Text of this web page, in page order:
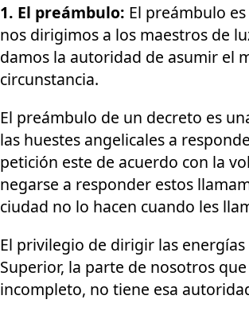
1. El preámbulo: El preámbulo
nos dirigimos a los maestros de
damos la autoridad de asumir el
circunstancia.
El preámbulo de un decreto es
las huestes angelicales a
petición este de acuerdo con la
negarse a responder estos
ciudad no lo hacen cuando les
El privilegio de dirigir las
Superior, la parte de nosotros
incompleto, no tiene esa